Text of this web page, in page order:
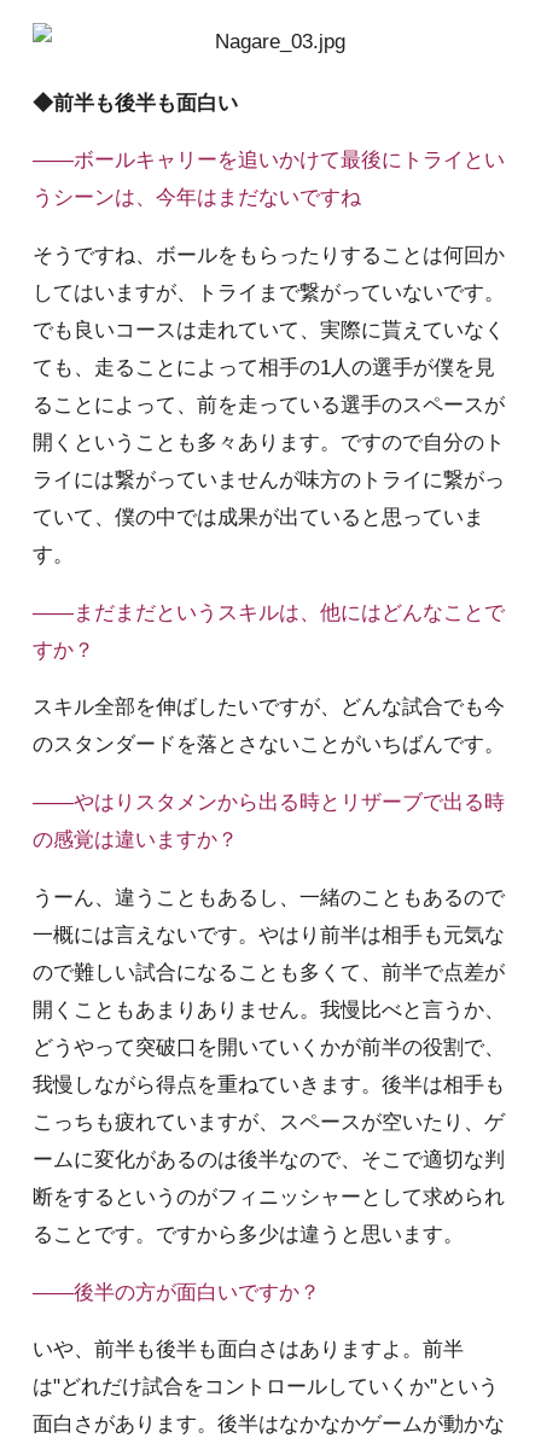
◆前半も後半も面白い
――ボールキャリーを追いかけて最後にトライとい
うシーンは、今年はまだないですね
そうですね、ボールをもらったりすることは何回か
してはいますが、トライまで繋がっていないです。
でも良いコースは走れていて、実際に貰えていなく
ても、走ることによって相手の1人の選手が僕を見
ることによって、前を走っている選手のスペースが
開くということも多々あります。ですので自分のト
ライには繋がっていませんが味方のトライに繋がっ
ていて、僕の中では成果が出ていると思っていま
す。
――まだまだというスキルは、他にはどんなことで
すか？
スキル全部を伸ばしたいですが、どんな試合でも今
のスタンダードを落とさないことがいちばんです。
――やはりスタメンから出る時とリザーブで出る時
の感覚は違いますか？
うーん、違うこともあるし、一緒のこともあるので
一概には言えないです。やはり前半は相手も元気な
ので難しい試合になることも多くて、前半で点差が
開くこともあまりありません。我慢比べと言うか、
どうやって突破口を開いていくかが前半の役割で、
我慢しながら得点を重ねていきます。後半は相手も
こっちも疲れていますが、スペースが空いたり、ゲ
ームに変化があるのは後半なので、そこで適切な判
断をするというのがフィニッシャーとして求められ
ることです。ですから多少は違うと思います。
――後半の方が面白いですか？
いや、前半も後半も面白さはありますよ。前半
は"どれだけ試合をコントロールしていくか"という
面白さがあります。後半はなかなかゲームが動かな